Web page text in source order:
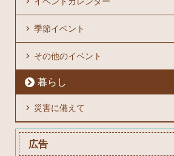
季節イベント
その他のイベント
暮らし
災害に備えて
広告